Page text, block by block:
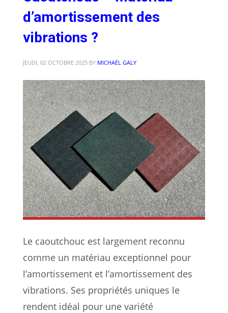
d’amortissement des
vibrations ?
JEUDI, 02 OCTOBRE 2025 BY MICHAËL GALY
Le caoutchouc est largement reconnu
comme un matériau exceptionnel pour
l’amortissement et l’amortissement des
vibrations. Ses propriétés uniques le
rendent idéal pour une variété